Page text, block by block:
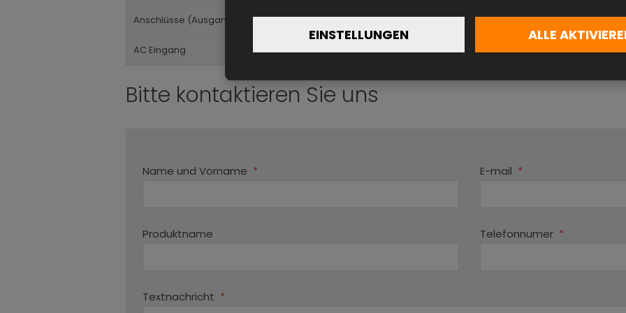
Anschlüsse (Ausgang) Hinten
AC Eingang 1-phasig
Bitte kontaktieren Sie uns
Name und Vorname *
Produktname
E-mail *
Telefonnumer *
Textnachricht *
EINSTELLUNGEN ALLE